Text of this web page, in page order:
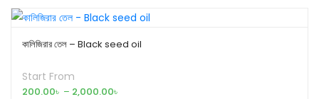
কালিজিরার তেল – Black seed oil
Start From
200.00৳ – 2,000.00৳